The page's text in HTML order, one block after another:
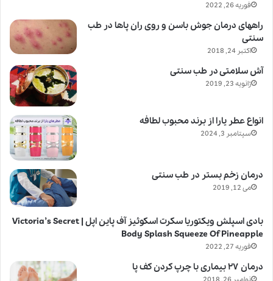
فوریه 26, 2022
راههای درمان جوش باسن و روی ران پاها در طب
سنتی
اکتبر 24, 2018
آش سلامتی در طب سنتی
ژانویه 23, 2019
انواع عطر یارا از برند محبوب لطافه
سپتامبر 3, 2024
درمان زخم بستر در طب سنتی
می 12, 2019
بادی اسپلش ویکتوریا سکرت اسکوئیز آف پاین اپل | Victoria’s Secret
Body Splash Squeeze Of Pineapple
فوریه 27, 2022
درمان ۲۷ بیماری با چرپ کردن کف پا